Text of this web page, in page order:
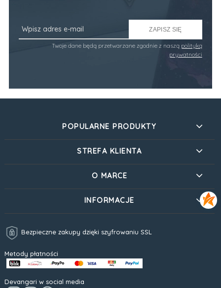
ZAPISZ SIĘ
Twoje dane będą przetwarzane zgodnie z naszą polityką
prywatności
POPULARNE PRODUKTY
STREFA KLIENTA
O MARCE
INFORMACJE
Bezpieczne zakupy dzięki szyfrowaniu SSL
Metody płatności
Devangari w social media